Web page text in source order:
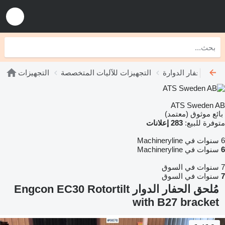
التجهيزات التجهيزات للآليات المتخصصة الحفار الدوارة
ATS Sweden AB
بائع موثوق (معتمد)
متوفرة للبيع: 283 إعلانات
6 سنوات في Machineryline
6 سنوات في Machineryline
7 سنوات في السوق
7 سنوات في السوق
مُلحق الحفار الدوار Engcon EC30 Rotortilt
with B27 bracket